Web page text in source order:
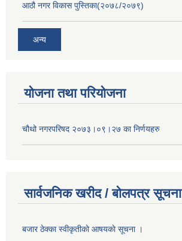
आठौ नगर विकास पुस्तिका(२०७८/२०७९)
अन्य
योजना तथा परियोजना
चौथो नगरपरिषद २०७३।०९।२७ का निर्णयहरु
सार्वजनिक खरीद / बोलपत्र सूचना
बजार ठेक्का स्वीकृतीकाे आषयकाे सूचना ।